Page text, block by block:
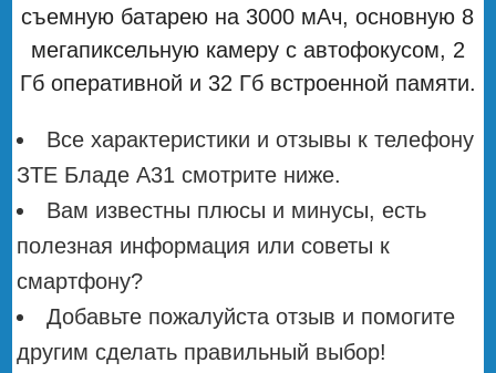
съемную батарею на 3000 мАч, основную 8
мегапиксельную камеру с автофокусом, 2
Гб оперативной и 32 Гб встроенной памяти.
Все характеристики и отзывы к телефону
ЗТЕ Бладе А31 смотрите ниже.
Вам известны плюсы и минусы, есть
полезная информация или советы к
смартфону?
Добавьте пожалуйста отзыв и помогите
другим сделать правильный выбор!